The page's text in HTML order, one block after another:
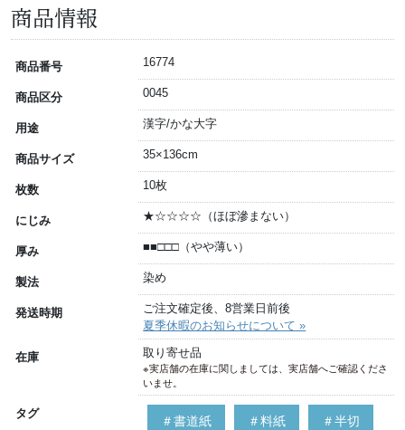
商品情報
商品番号 16774
商品区分 0045
用途 漢字/かな大字
商品サイズ 35×136cm
枚数 10枚
にじみ ★☆☆☆☆（ほぼ滲まない）
厚み ■■□□□（やや薄い）
製法 染め
発送時期
ご注文確定後、8営業日前後
夏季休暇のお知らせについて »
在庫 取り寄せ品
※実店舗の在庫に関しましては、実店舗へご確認くださ
いませ。
タグ
＃書道紙 ＃料紙 ＃半切